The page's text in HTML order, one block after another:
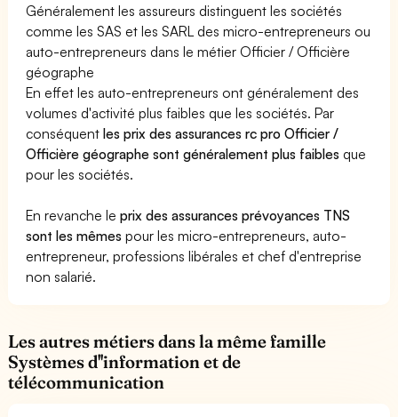
Généralement les assureurs distinguent les sociétés
comme les SAS et les SARL des micro-entrepreneurs ou
auto-entrepreneurs dans le métier Officier / Officière
géographe
En effet les auto-entrepreneurs ont généralement des
volumes d'activité plus faibles que les sociétés. Par
conséquentles prix des assurances rc pro Officier /
Officière géographe sont généralement plus faibles que
pour les sociétés.
En revanche leprix des assurances prévoyances TNS
sont les mêmes pour les micro-entrepreneurs, auto-
entrepreneur, professions libérales et chef d'entreprise
non salarié.
Les autres métiers dans la même famille
Systèmes d''information et de
télécommunication